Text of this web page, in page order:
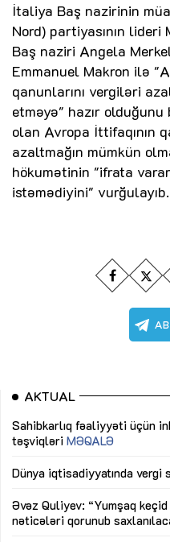
İtaliya Baş nazirinin
Nord) partiyasının
Baş naziri Angela
Emmanuel Makron ilə
qanunlarını vergiləri
etməyə" hazır
olan Avropa İttifaqının
azaltmağın mümkün
hökumətinin "ifrata
istəmədiyini" vurğulayıb.
AKTUAL
Sahibkarlıq fəaliyyəti üçün
təşviqləri MƏQALƏ
Dünya iqtisadiyyatında
Əvəz Quliyev: “Yumşaq keçid
nəticələri qorunub